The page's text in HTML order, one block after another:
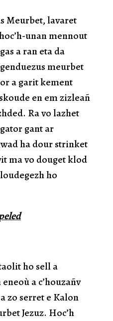
Meurbet, lavaret
unan mennout
a ran eta da
meurbet
a garit kement
en em zizleañ
Ra vo lazhet
gant ar
ha dour strinket
ma vo douget klod
ho
ho sell a
a c’houzañv
zo serret e Kalon
Jezuz. Hoc’h